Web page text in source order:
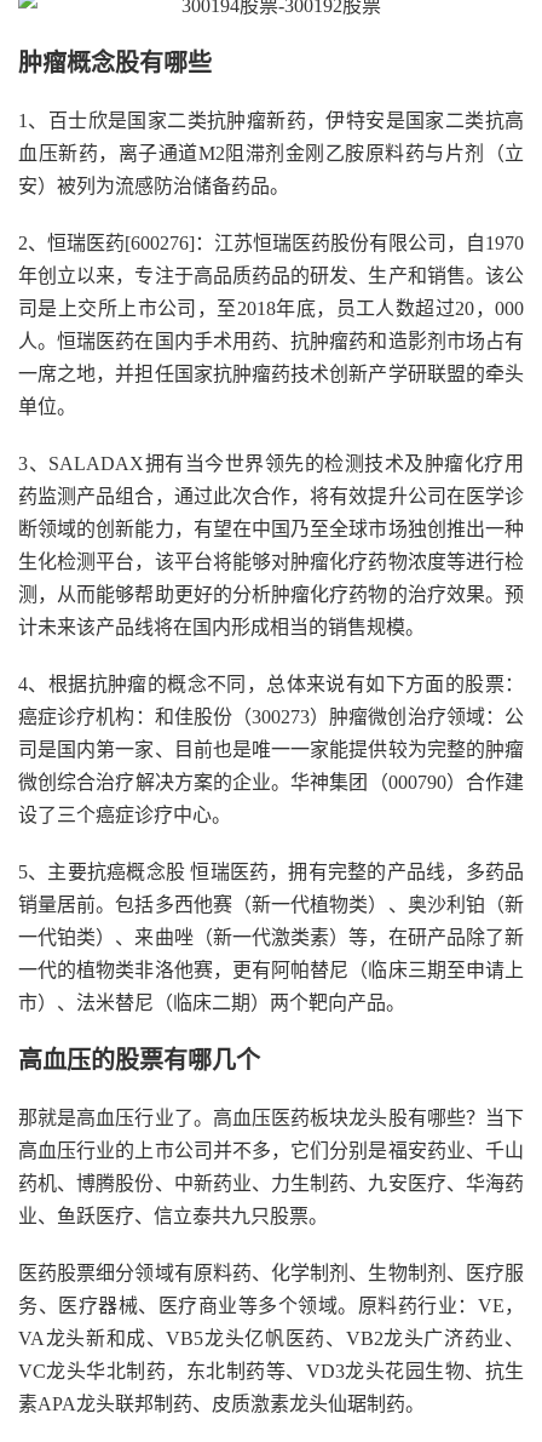
肿瘤概念股有哪些
1、百士欣是国家二类抗肿瘤新药，伊特安是国家二类抗高
血压新药，离子通道M2阻滞剂金刚乙胺原料药与片剂（立
安）被列为流感防治储备药品。
2、恒瑞医药[600276]：江苏恒瑞医药股份有限公司，自1970
年创立以来，专注于高品质药品的研发、生产和销售。该公
司是上交所上市公司，至2018年底，员工人数超过20，000
人。恒瑞医药在国内手术用药、抗肿瘤药和造影剂市场占有
一席之地，并担任国家抗肿瘤药技术创新产学研联盟的牵头
单位。
3、SALADAX拥有当今世界领先的检测技术及肿瘤化疗用
药监测产品组合，通过此次合作，将有效提升公司在医学诊
断领域的创新能力，有望在中国乃至全球市场独创推出一种
生化检测平台，该平台将能够对肿瘤化疗药物浓度等进行检
测，从而能够帮助更好的分析肿瘤化疗药物的治疗效果。预
计未来该产品线将在国内形成相当的销售规模。
4、根据抗肿瘤的概念不同，总体来说有如下方面的股票：
癌症诊疗机构：和佳股份（300273）肿瘤微创治疗领域：公
司是国内第一家、目前也是唯一一家能提供较为完整的肿瘤
微创综合治疗解决方案的企业。华神集团（000790）合作建
设了三个癌症诊疗中心。
5、主要抗癌概念股 恒瑞医药，拥有完整的产品线，多药品
销量居前。包括多西他赛（新一代植物类）、奥沙利铂（新
一代铂类）、来曲唑（新一代激类素）等，在研产品除了新
一代的植物类非洛他赛，更有阿帕替尼（临床三期至申请上
市）、法米替尼（临床二期）两个靶向产品。
高血压的股票有哪几个
那就是高血压行业了。高血压医药板块龙头股有哪些？当下
高血压行业的上市公司并不多，它们分别是福安药业、千山
药机、博腾股份、中新药业、力生制药、九安医疗、华海药
业、鱼跃医疗、信立泰共九只股票。
医药股票细分领域有原料药、化学制剂、生物制剂、医疗服
务、医疗器械、医疗商业等多个领域。原料药行业：VE，
VA龙头新和成、VB5龙头亿帆医药、VB2龙头广济药业、
VC龙头华北制药，东北制药等、VD3龙头花园生物、抗生
素APA龙头联邦制药、皮质激素龙头仙琚制药。